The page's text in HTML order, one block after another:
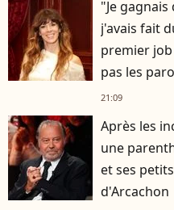
"Je
j'avais fait
premier
pas les
21:09
Après les
une
et ses
d'Arcachon